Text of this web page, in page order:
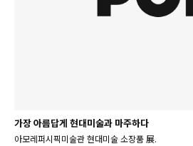
가장 아름답게 현대미술과 마주하다
아모레퍼시픽미술관 현대미술 소장품 展.